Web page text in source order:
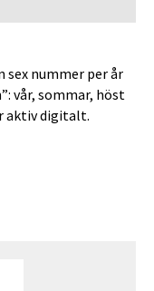
sex nummer per år
vår, sommar, höst
aktiv digitalt.